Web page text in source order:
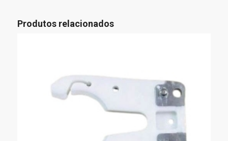
Produtos relacionados